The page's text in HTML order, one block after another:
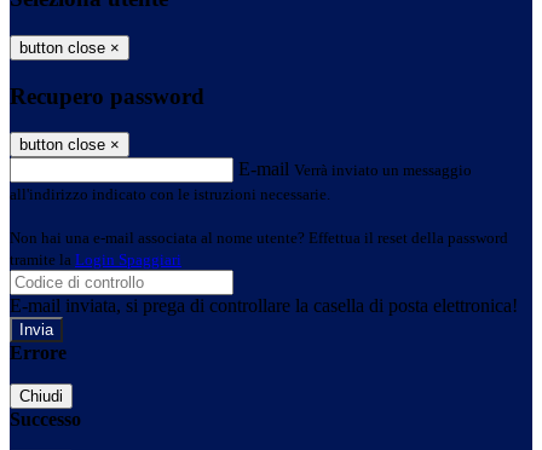
button close ×
Recupero password
button close ×
E-mail Verrà inviato un messaggio
all'indirizzo indicato con le istruzioni necessarie.
Non hai una e-mail associata al nome utente? Effettua il reset della password
tramite la Login Spaggiari
E-mail inviata, si prega di controllare la casella di posta elettronica!
Errore
Chiudi
Successo